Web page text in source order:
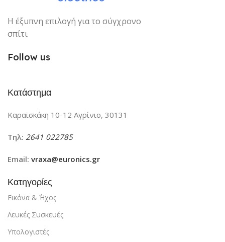
Η έξυπνη επιλογή για το σύγχρονο
σπίτι
Follow us
Κατάστημα
Καραϊσκάκη 10-12 Αγρίνιο, 30131
Τηλ: 2641 022785
Email: vraxa@euronics.gr
Κατηγορίες
Εικόνα & ΄Ήχος
Λευκές Συσκευές
Υπολογιστές